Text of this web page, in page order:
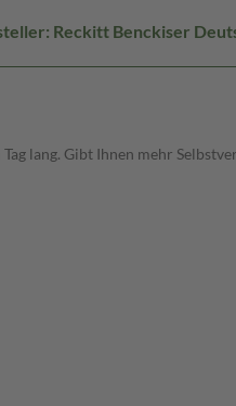
Reckitt Benckiser
lang. Gibt Ihnen mehr